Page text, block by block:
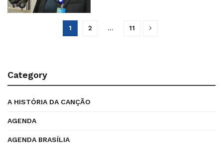
1 2 … 11
Category
A HISTÓRIA DA CANÇÃO
AGENDA
AGENDA BRASÍLIA